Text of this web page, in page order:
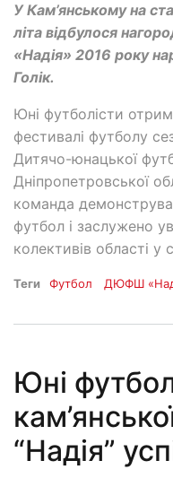
У Кам’янському на
літа відбулося
«Надія» 2016 року
Голік.
Юні футболісти
фестивалі футболу
Дитячо-юнацької
Дніпропетровської
команда
футбол і заслужено
колективів області у
Теги Футбол ДЮФШ
Юні
“Надія”